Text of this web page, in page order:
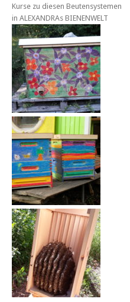
Kurse zu diesen Beutensystemen
in ALEXANDRAs BIENENWELT